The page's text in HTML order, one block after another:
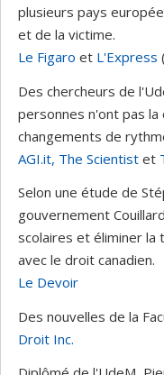
plusieurs pays
et de la victime.
Le Figaro et L'Express
Des chercheurs de
personnes n'ont pas
changements de
AGI.it, The Scientist et
Selon une étude de
gouvernement
scolaires et éliminer la
avec le droit canadien.
Le Devoir
Des nouvelles de la
Droit Inc.